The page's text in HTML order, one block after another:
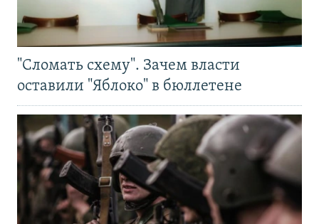
"Сломать схему". Зачем власти
оставили "Яблоко" в бюллетене